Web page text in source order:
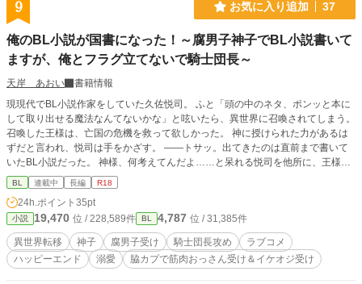
9 お気に入り追加 37
俺のBL小説が国書になった！～腐男子神子でBL小説書いて
ますが、俺とフラグ立てないで騎士団長～
天岸 あおい
書籍情報
現現代でBL小説作家をしていた久佐悦司。 ふと「頭の中のネタ、ポンッと本に
して取り出せる魔法なんてないかな」と呟いたら、異世界に召喚されてしまう。
召喚した王様は、亡国の危機を救って欲しかった。 神に授けられた力があるは
ずだと言われ、悦司は手をかざす。 ――トサッ。出てきたのは直前まで書いて
いたBL小説だった。 神様、何考えてんだよ……と呆れる悦司を他所に、王様は
BL小説に感動し、国の書として広めてことを決めてしまう。 BL小説が国書だな
んて、誰か絶対怒りにくるだろうなーと悦司が予想した通り、赤髪の騎士団長ア
ルノリドが怒鳴り込んできた――。 BL小説が異世界の王国を救う？ 腐男子BL作
家と常勝の最恐騎士団長が送る、異世界ラブコメBL。
BL 連載中 長編 R18
24h.ポイント 35pt
小説 19,470 位 / 228,589件 BL 4,787 位 / 31,385件
異世界転移 神子 腐男子受け 騎士団長攻め
ラブコメ
ハッピーエンド
溺愛 脇カプで筋肉おっさん受け＆イケオジ受け